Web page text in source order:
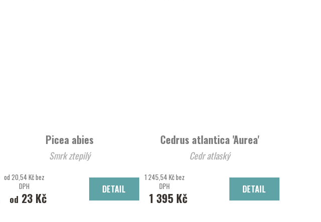
Picea abies
Smrk ztepilý
od 20,54 Kč bez
DPH
od 23 Kč
DETAIL
Cedrus atlantica 'Aurea'
Cedr atlaský
1 245,54 Kč bez
DPH
1 395 Kč
DETAIL